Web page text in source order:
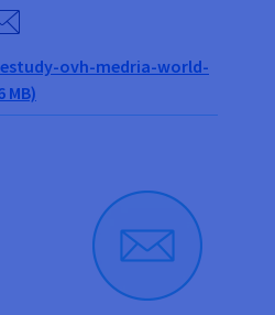
Linkedin
Send by email
ovh-medria-world-
MB)